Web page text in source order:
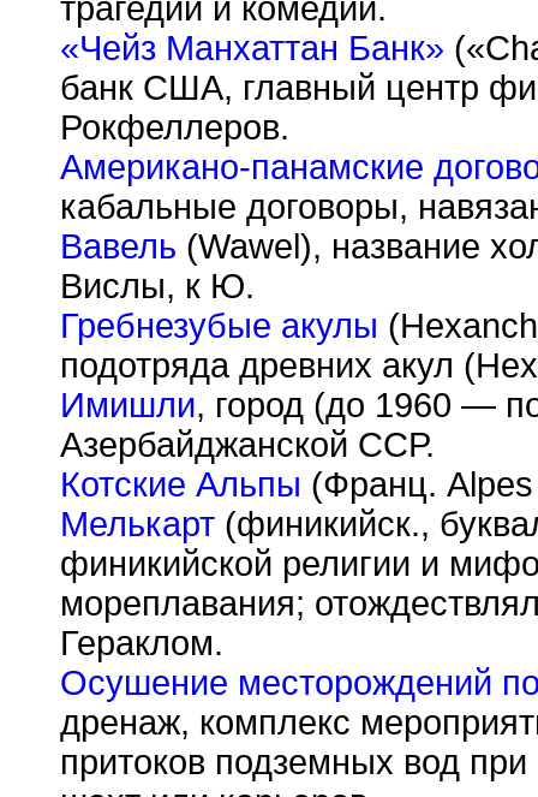
трагедии и комедии.
«Чейз Манхаттан Банк»
банк США, главный центр
Рокфеллеров.
Американо-панамские
кабальные договоры,
Вавель (Wawel), название
Вислы, к Ю.
Гребнезубые акулы
подотряда древних акул
Имишли, город (до 1960 —
Азербайджанской ССР.
Котские Альпы (Франц.
Мелькарт (финикийск.,
финикийской религии и
мореплавания;
Гераклом.
Осушение месторождений
дренаж, комплекс
притоков подземных вод при